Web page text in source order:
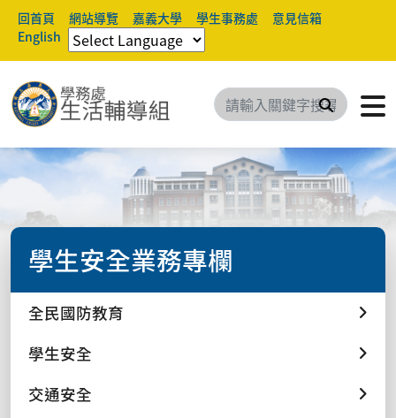
回首頁 網站導覽 嘉義大學 學生事務處
意見信箱
English
搜尋
學生安全業務專欄
全民國防教育
學生安全
交通安全